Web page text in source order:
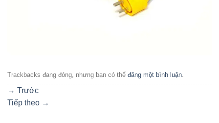
Trackbacks đang đóng, nhưng bạn có thể đăng một bình luận.
→ Trước
Tiếp theo →